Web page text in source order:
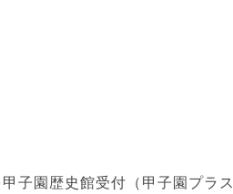
子園歴史館受付（甲子園プラス